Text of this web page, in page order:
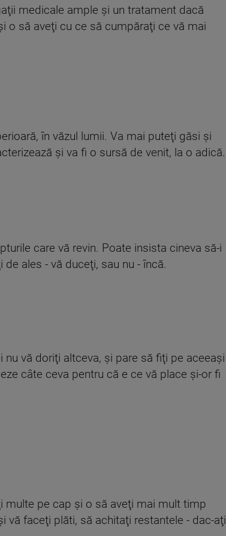
medicale ample şi un tratament dacă
o să aveţi cu ce să cumpăraţi ce vă mai
în văzul lumii. Va mai puteţi găsi şi
şi va fi o sursă de venit, la o adică.
care vă revin. Poate insista cineva să-i
ales - vă duceţi, sau nu - încă.
vă doriţi altceva, şi pare să fiţi pe aceeaşi
câte ceva pentru că e ce vă place şi-or fi
multe pe cap şi o să aveţi mai mult timp
vă faceţi plăti, să achitaţi restantele - dac-aţi